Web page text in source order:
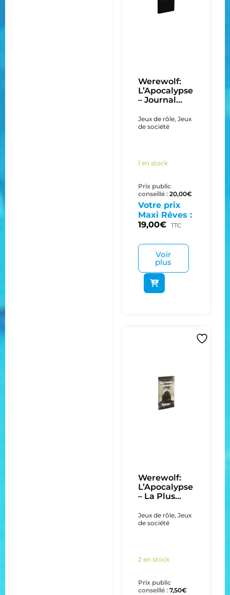
Werewolf:
L’Apocalypse
– Journal...
Jeux de rôle, Jeux
de société
1 en stock
Prix public
conseillé : 20,00€
Votre prix
Maxi Rêves :
19,00€ TTC
Voir
plus
Werewolf:
L’Apocalypse
– La Plus...
Jeux de rôle, Jeux
de société
2 en stock
Prix public
conseillé : 7,50€